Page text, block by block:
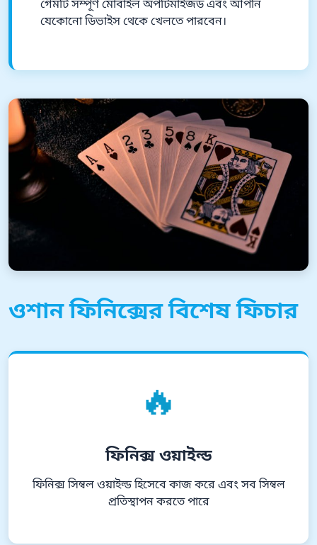
গেমটি সম্পূর্ণ মোবাইল অপটিমাইজড এবং আপনি
যেকোনো ডিভাইস থেকে খেলতে পারবেন।
ওশান ফিনিক্সের বিশেষ ফিচার
🔥
ফিনিক্স ওয়াইল্ড
ফিনিক্স সিম্বল ওয়াইল্ড হিসেবে কাজ করে এবং সব সিম্বল
প্রতিস্থাপন করতে পারে